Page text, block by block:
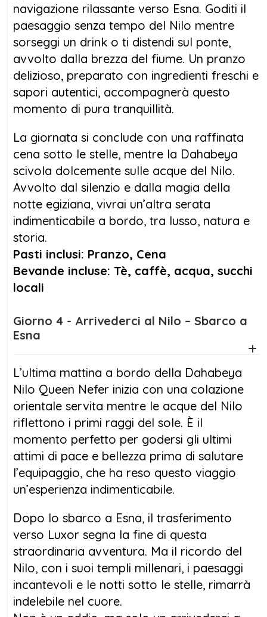
navigazione rilassante verso Esna. Goditi il
paesaggio senza tempo del Nilo mentre
sorseggi un drink o ti distendi sul ponte,
avvolto dalla brezza del fiume. Un pranzo
delizioso, preparato con ingredienti freschi e
sapori autentici, accompagnerà questo
momento di pura tranquillità.
La giornata si conclude con una raffinata
cena sotto le stelle, mentre la Dahabeya
scivola dolcemente sulle acque del Nilo.
Avvolto dal silenzio e dalla magia della
notte egiziana, vivrai un’altra serata
indimenticabile a bordo, tra lusso, natura e
storia.
Pasti inclusi: Pranzo, Cena
Bevande incluse: Tè, caffè, acqua, succhi
locali
Giorno 4 - Arrivederci al Nilo – Sbarco a
Esna
L’ultima mattina a bordo della Dahabeya
Nilo Queen Nefer inizia con una colazione
orientale servita mentre le acque del Nilo
riflettono i primi raggi del sole. È il
momento perfetto per godersi gli ultimi
attimi di pace e bellezza prima di salutare
l’equipaggio, che ha reso questo viaggio
un’esperienza indimenticabile.
Dopo lo sbarco a Esna, il trasferimento
verso Luxor segna la fine di questa
straordinaria avventura. Ma il ricordo del
Nilo, con i suoi templi millenari, i paesaggi
incantevoli e le notti sotto le stelle, rimarrà
indelebile nel cuore.